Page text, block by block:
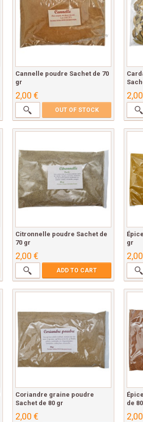
Cannelle poudre Sachet de 70
gr
2,00 €
OUT OF STOCK
Citronnelle poudre Sachet de
70 gr
2,00 €
ADD TO CART
gr
Coriandre graine poudre
Sachet de 80 gr
2,00 €
de